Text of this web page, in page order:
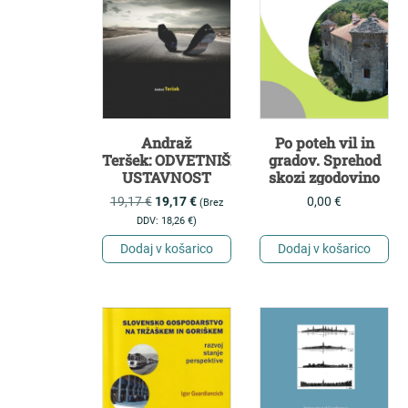
Andraž
Teršek: ODVETNIŠKA
USTAVNOST
19,17€ 19,17€ (Brez
DDV: 18,26 €)
Dodaj v košarico
Po poteh vil in
gradov. Sprehod
skozi zgodovino
0,00€
Dodaj v košarico